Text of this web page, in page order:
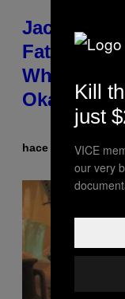
Jacquees
Why
Okay
hace 28 minutos
Kill
just
VICE
our very